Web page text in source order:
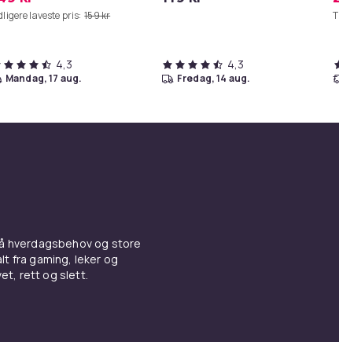
laveste pris: 159 kr
4,3
mandag, 17 aug.
4,3
fredag, 14 aug.
hverdagsbehov og store
fra gaming, leker og
rett og slett.